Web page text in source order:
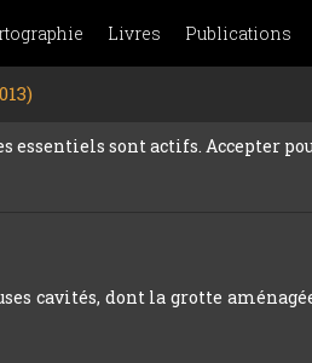
Livres Publications
essentiels sont actifs. Accepter
cavités, dont la grotte